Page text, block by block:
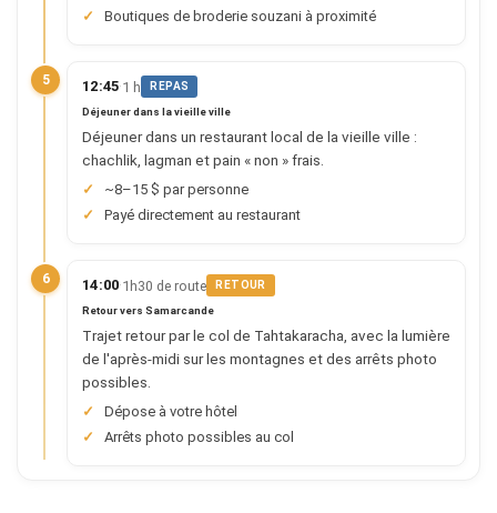
Boutiques de broderie souzani à proximité
5 12:45·1 h REPAS
Déjeuner dans la vieille ville
Déjeuner dans un restaurant local de la vieille ville :
chachlik, lagman et pain « non » frais.
~8–15 $ par personne
Payé directement au restaurant
6 14:00·1h30 de route RETOUR
Retour vers Samarcande
Trajet retour par le col de Tahtakaracha, avec la lumière
de l'après-midi sur les montagnes et des arrêts photo
possibles.
Dépose à votre hôtel
Arrêts photo possibles au col